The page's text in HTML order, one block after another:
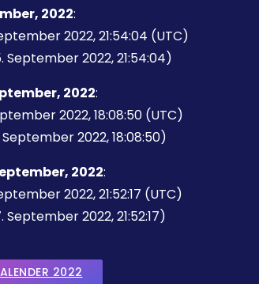
2022:
2022, 21:54:04 (UTC)
September 2022, 21:54:04)
2022:
2022, 18:08:50 (UTC)
2022, 18:08:50)
2022:
2022, 21:52:17 (UTC)
September 2022, 21:52:17)
2022